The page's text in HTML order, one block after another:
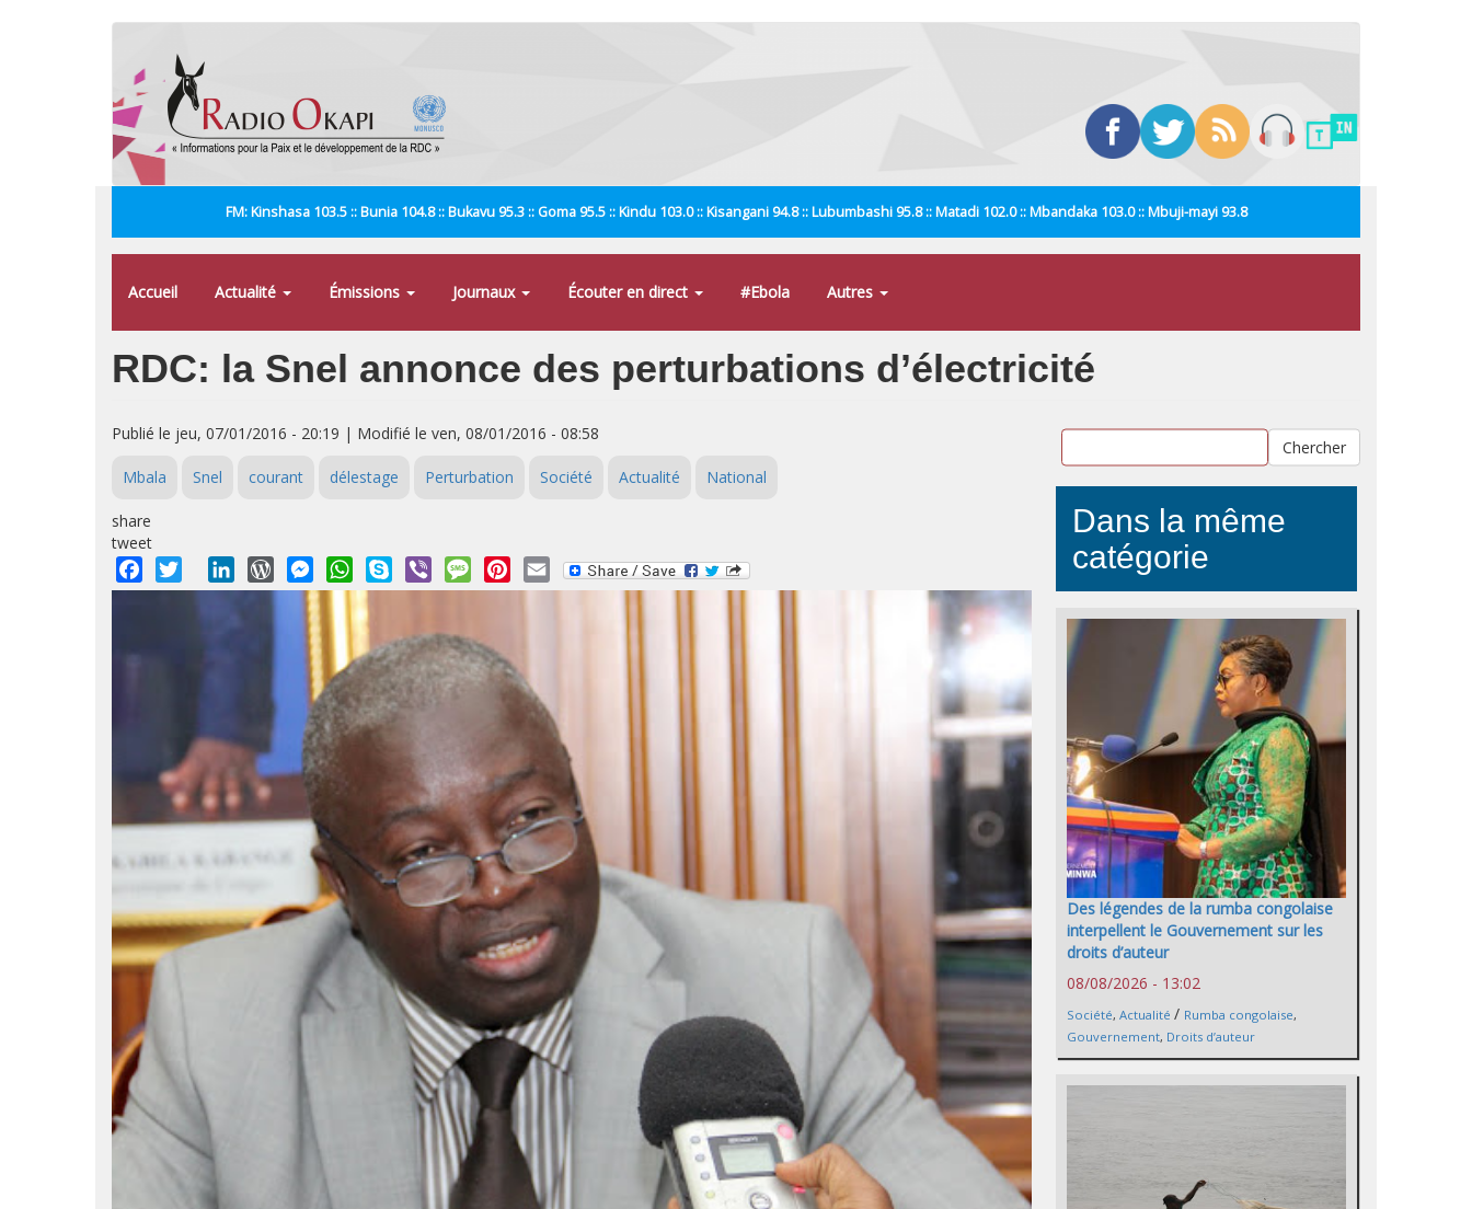
FM: Kinshasa 103.5 :: Bunia 104.8 :: Bukavu 95.3 :: Goma 95.5 :: Kindu 103.0 :: Kisangani 94.8 :: Lubumbashi 95.8 :: Matadi 102.0 :: Mbandaka 103.0 :: Mbuji-mayi 93.8
Accueil Actualité Émissions Journaux Écouter en direct #Ebola Autres
RDC: la Snel annonce des perturbations d’électricité
Publié le jeu, 07/01/2016 - 20:19 | Modifié le ven, 08/01/2016 - 08:58
Mbala Snel courant délestage Perturbation Société Actualité National
share
tweet
Facebook
Twitter LinkedInWordPressMessengerWhatsApp
Skype Viber MessagePinterest
Email
Chercher
Dans la même
catégorie
Des légendes de la rumba congolaise
interpellent le Gouvernement sur les
droits d’auteur
08/08/2026 - 13:02
Société, Actualité / Rumba congolaise,
Gouvernement, Droits d’auteur